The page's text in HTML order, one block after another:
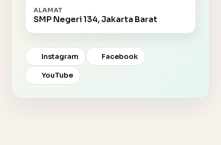
ALAMAT
SMP Negeri 134, Jakarta Barat
Instagram Facebook
YouTube